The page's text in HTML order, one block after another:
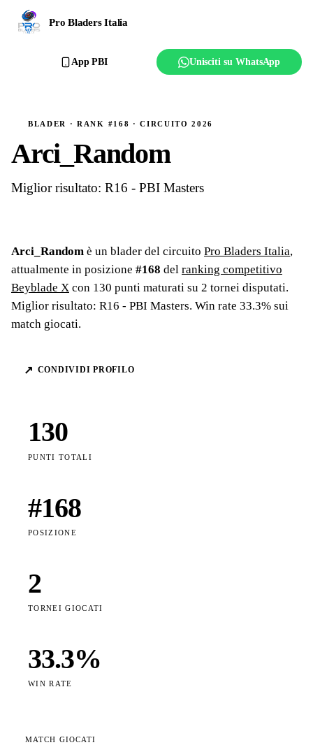
Pro Bladers Italia
Ranking
Regolamento
Affilia il club
App PBI Unisciti su WhatsApp
BLADER · RANK #168 · CIRCUITO 2026
Arci_Random
Miglior risultato: R16 - PBI Masters
Arci_Random è un blader del circuito Pro Bladers Italia,
attualmente in posizione #168 del ranking competitivo
Beyblade X con 130 punti maturati su 2 tornei disputati.
Miglior risultato: R16 - PBI Masters. Win rate 33.3% sui
match giocati.
↗ CONDIVIDI PROFILO
130
PUNTI TOTALI
#168
POSIZIONE
2
TORNEI GIOCATI
33.3%
WIN RATE
MATCH GIOCATI